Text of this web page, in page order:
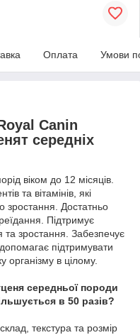
Оплата Умови
Canin
середніх
віком до 12 місяців.
та вітамінів, які
зростання. Достатньо
Підтримує
та зростання. Забезпечує
підтримувати
організму в цілому.
середньої породи
в 50 разів?
текстура та розмір